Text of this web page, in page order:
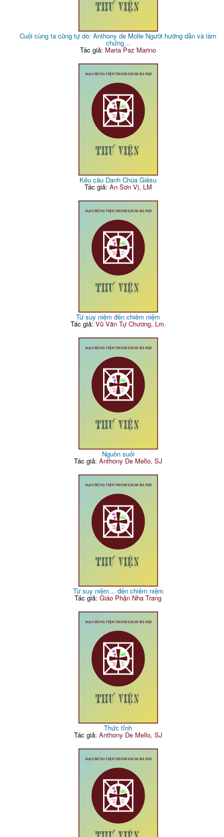
Cuối cùng ta cũng tự do: Anthony de Molle Người hướng dẫn và làm
chứng…
Tác giả: Maria Paz Marino
Kêu cầu Danh Chúa Giêsu
Tác giả: An Sơn Vị, LM
Từ suy niệm đến chiêm niệm
Tác giả:Vũ Văn Tự Chương, Lm.
Nguồn suối
Tác giả: Anthony De Mello, SJ
Từ suy niệm… đến chiêm niệm
Tác giả:Giáo Phận Nha Trang
Thức tỉnh
Tác giả: Anthony De Mello, SJ